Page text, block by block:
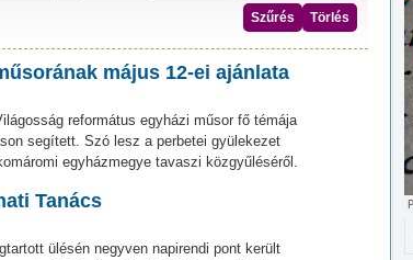
Törlés
Szűrés
május 12-ei ajánlata
református egyházi műsor fő témája
segített. Szó lesz a perbetei gyülekezet
egyházmegye tavaszi közgyűléséről.
Tanács
ülésén negyven napirendi pont került